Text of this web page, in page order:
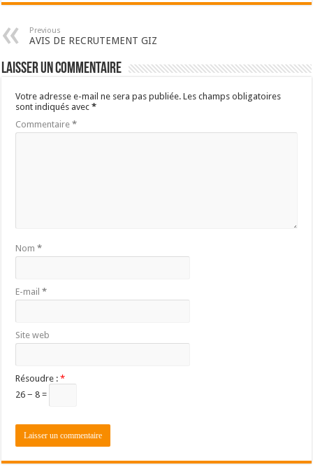
Previous
AVIS DE RECRUTEMENT GIZ
Laisser un commentaire
Votre adresse e-mail ne sera pas publiée. Les champs obligatoires
sont indiqués avec*
Commentaire*
Nom*
E-mail*
Site web
Résoudre :*
26 − 8 =